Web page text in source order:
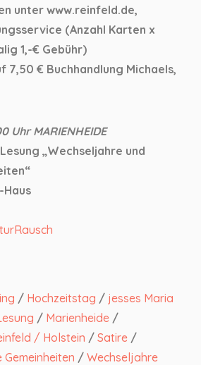
unter www.reinfeld.de,
(Anzahl Karten x
1,-€ Gebühr)
€ Buchhandlung Michaels,
Uhr MARIENHEIDE
„Wechseljahre und
/ Hochzeitstag / jesses Maria
/ Marienheide /
/ Holstein / Satire /
/ Wechseljahre